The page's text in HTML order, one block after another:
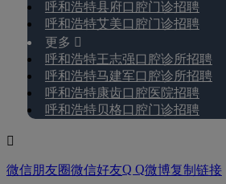
呼和浩特县府口腔门诊招聘
呼和浩特艾美口腔门诊招聘
更多 
呼和浩特王志强口腔诊所招聘
呼和浩特马建军口腔诊所招聘
呼和浩特康齿口腔医院招聘
呼和浩特贝格口腔门诊招聘

微信朋友圈微信好友Q Q微博复制链接